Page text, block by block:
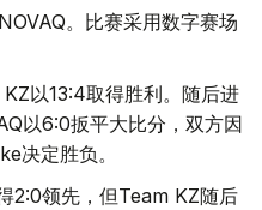
。比赛采用数字赛场
以13:4取得胜利。随后进
以6:0扳平大比分，双方因
决定胜负。
2:0领先，但Team KZ随后